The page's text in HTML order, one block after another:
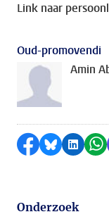
Link naar
Oud-promovendi
Amin
Delen op
Delen via
Delen
Onderzoek